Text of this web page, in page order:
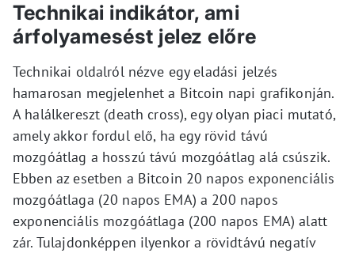
Technikai indikátor, ami
árfolyamesést jelez előre
Technikai oldalról nézve egy eladási jelzés
hamarosan megjelenhet a Bitcoin napi grafikonján.
A halálkereszt (death cross), egy olyan piaci mutató,
amely akkor fordul elő, ha egy rövid távú
mozgóátlag a hosszú távú mozgóátlag alá csúszik.
Ebben az esetben a Bitcoin 20 napos exponenciális
mozgóátlaga (20 napos EMA) a 200 napos
exponenciális mozgóátlaga (200 napos EMA) alatt
zár. Tulajdonképpen ilyenkor a rövidtávú negatív